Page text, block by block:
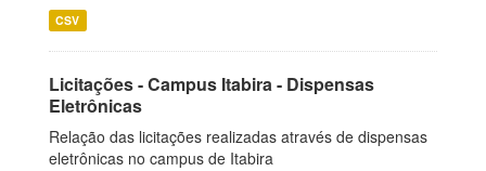
CSV
Licitações - Campus Itabira - Dispensas
Eletrônicas
Relação das licitações realizadas através de dispensas
eletrônicas no campus de Itabira